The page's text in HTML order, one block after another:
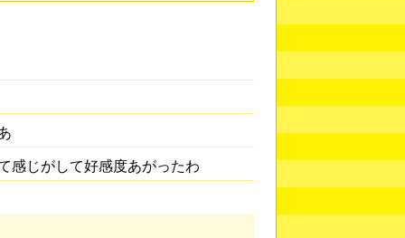
感じがして好感度あがったわ